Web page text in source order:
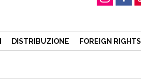
DISTRIBUZIONE FOREIGN RIGHTS